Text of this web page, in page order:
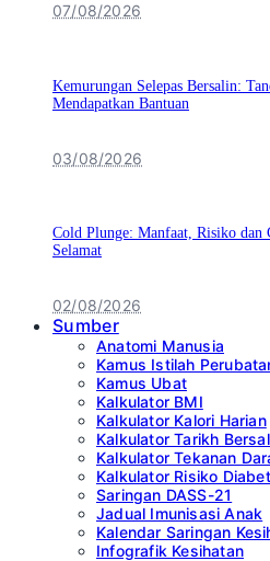
07/08/2026
Kemurungan Selepas Bersalin:
Mendapatkan Bantuan
03/08/2026
Cold Plunge: Manfaat, Risiko dan
Selamat
02/08/2026
Sumber
Anatomi Manusia
Kamus Istilah
Kamus Ubat
Kalkulator BMI
Kalkulator Kalori Harian
Kalkulator Tarikh
Kalkulator Tekanan
Kalkulator Risiko
Saringan DASS-21
Jadual Imunisasi Anak
Kalendar Saringan
Infografik Kesihatan